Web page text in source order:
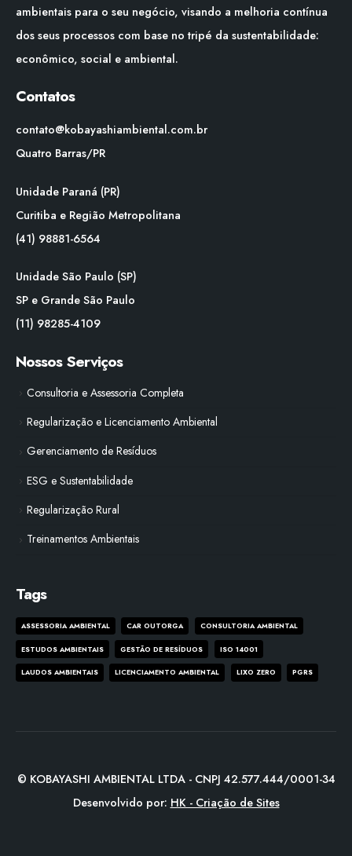
ambientais para o seu negócio, visando a melhoria contínua
dos seus processos com base no tripé da sustentabilidade:
econômico, social e ambiental.
Contatos
contato@kobayashiambiental.com.br
Quatro Barras/PR
Unidade Paraná (PR)
Curitiba e Região Metropolitana
(41) 98881-6564
Unidade São Paulo (SP)
SP e Grande São Paulo
(11) 98285-4109
Nossos Serviços
Consultoria e Assessoria Completa
Regularização e Licenciamento Ambiental
Gerenciamento de Resíduos
ESG e Sustentabilidade
Regularização Rural
Treinamentos Ambientais
Tags
ASSESSORIA AMBIENTAL CAR OUTORGA CONSULTORIA AMBIENTAL
ESTUDOS AMBIENTAIS GESTÃO DE RESÍDUOS ISO 14001
LAUDOS AMBIENTAIS LICENCIAMENTO AMBIENTAL LIXO ZERO PGRS
© KOBAYASHI AMBIENTAL LTDA - CNPJ 42.577.444/0001-34
Desenvolvido por: HK - Criação de Sites